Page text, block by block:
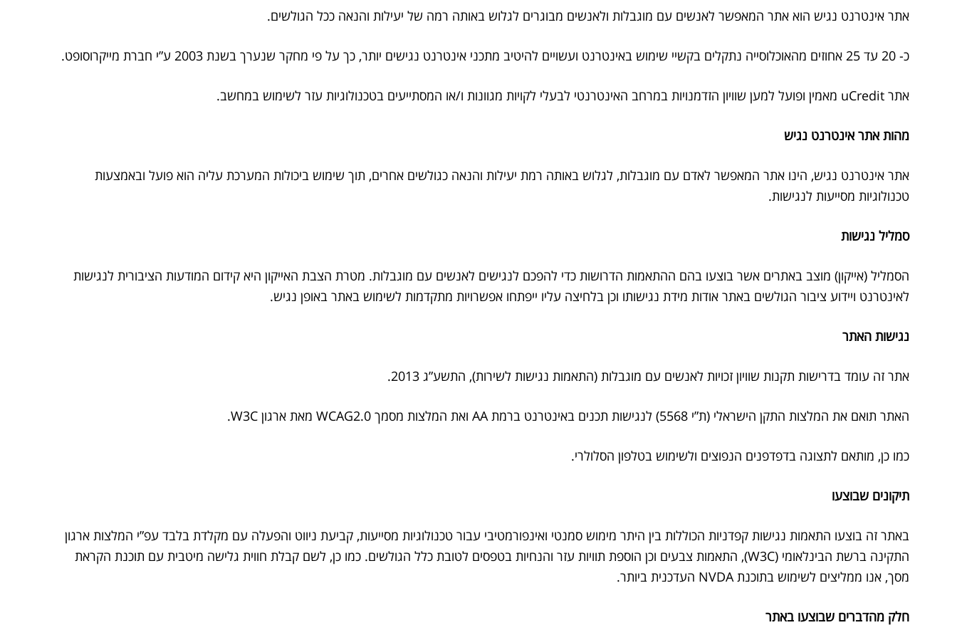
אתר אינטרנט נגיש הוא אתר המאפשר לאנשים עם מוגבלות ולאנשים מבוגרים לגלוש באותה רמה של יעילות והנאה ככל הגולשים.
כ- 20 עד 25 אחוזים מהאוכלוסייה נתקלים בקשיי שימוש באינטרנט ועשויים להיטיב מתכני אינטרנט נגישים יותר, כך על פי מחקר שנערך בשנת 2003 ע”י חברת מייקרוסופט.
אתר uCredit מאמין ופועל למען שוויון הזדמנויות במרחב האינטרנטי לבעלי לקויות מגוונות ו/או המסתייעים בטכנולוגיות עזר לשימוש במחשב.
מהות אתר אינטרנט נגיש
אתר אינטרנט נגיש, הינו אתר המאפשר לאדם עם מוגבלות, לגלוש באותה רמת יעילות והנאה כגולשים אחרים, תוך שימוש ביכולות המערכת עליה הוא פועל ובאמצעות
טכנולוגיות מסייעות לנגישות.
סמליל נגישות
הסמליל (אייקון) מוצב באתרים אשר בוצעו בהם ההתאמות הדרושות כדי להפכם לנגישים לאנשים עם מוגבלות. מטרת הצבת האייקון היא קידום המודעות הציבורית לנגישות
לאינטרנט ויידוע ציבור הגולשים באתר אודות מידת נגישותו וכן בלחיצה עליו ייפתחו אפשרויות מתקדמות לשימוש באתר באופן נגיש.
נגישות האתר
אתר זה עומד בדרישות תקנות שוויון זכויות לאנשים עם מוגבלות (התאמות נגישות לשירות), התשע”ג 2013.
האתר תואם את המלצות התקן הישראלי (ת”י 5568) לנגישות תכנים באינטרנט ברמת AA ואת המלצות מסמך WCAG2.0 מאת ארגון W3C.
כמו כן, מותאם לתצוגה בדפדפנים הנפוצים ולשימוש בטלפון הסלולרי.
תיקונים שבוצעו
באתר זה בוצעו התאמות נגישות קפדניות הכוללות בין היתר מימוש סמנטי ואינפורמטיבי עבור טכנולוגיות מסייעות, קביעת ניווט והפעלה עם מקלדת בלבד עפ”י המלצות ארגון
התקינה ברשת הבינלאומי (W3C), התאמות צבעים וכן הוספת תוויות עזר והנחיות בטפסים לטובת כלל הגולשים. כמו כן, לשם קבלת חווית גלישה מיטבית עם תוכנת הקראת
מסך, אנו ממליצים לשימוש בתוכנת NVDA העדכנית ביותר.
חלק מהדברים שבוצעו באתר